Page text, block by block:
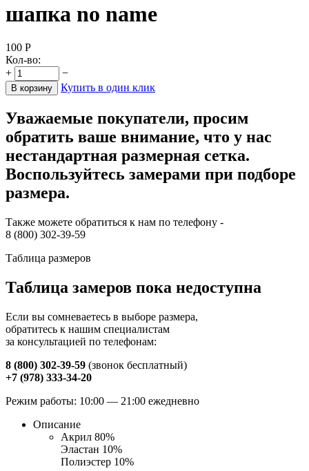
шапка no name
100 Р
Кол-во:
+
−
В корзину Купить в один клик
Уважаемые покупатели, просим
обратить ваше внимание, что у нас
нестандартная размерная сетка.
Воспользуйтесь замерами при подборе
размера.
Также можете обратиться к нам по телефону -
8 (800) 302-39-59
Таблица размеров
Таблица замеров пока недоступна
Если вы сомневаетесь в выборе размера,
обратитесь к нашим специалистам
за консультацией по телефонам:
8 (800) 302-39-59 (звонок бесплатный)
+7 (978) 333-34-20
Режим работы: 10:00 — 21:00 ежедневно
Описание
Акрил 80%
Эластан 10%
Полиэстер 10%